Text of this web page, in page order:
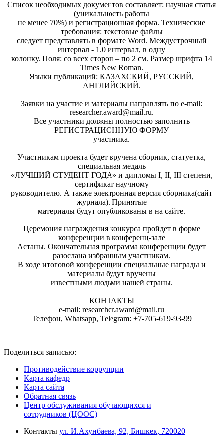
Список необходимых документов составляет: научная статья
(уникальность работы
не менее 70%) и регистрационная форма. Технические
требования: текстовые файлы
следует представлять в формате Word. Междустрочный
интервал - 1.0 интервал, в одну
колонку. Поля: со всех сторон – по 2 см. Размер шрифта 14
Times New Roman.
Языки публикаций: КАЗАХСКИЙ, РУССКИЙ,
АНГЛИЙСКИЙ.
Заявки на участие и материалы направлять по e-mail:
researcher.award@mail.ru.
Все участники должны полностью заполнить
РЕГИСТРАЦИОННУЮ ФОРМУ
участника.
Участникам проекта будет вручена сборник, статуетка,
специальная медаль
«ЛУЧШИЙ СТУДЕНТ ГОДА» и дипломы І, ІІ, ІІІ степени,
сертификат научному
руководителю. А также электронная версия сборника(сайт
журнала). Принятые
материалы будут опубликованы в на сайте.
Церемония награждения конкурса пройдет в форме
конференции в конференц-зале
Астаны. Окончательная программа конференции будет
разослана избранным участникам.
В ходе итоговой конференции специальные награды и
материалы будут вручены
известными людьми нашей страны.
КОНТАКТЫ
e-mail: researcher.award@mail.ru
Телефон, Whatsapp, Telegram: +7-705-619-93-99
Поделиться записью:
Противодействие коррупции
Карта кафедр
Карта сайта
Обратная связь
Центр обслуживания обучающихся и
сотрудников (ЦООС)
Контакты ул. И.Ахунбаева, 92, Бишкек, 720020